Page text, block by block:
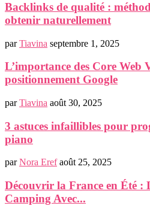
Backlinks de qualité :
obtenir naturellement
parTiavina septembre 1, 2025
L’importance des Core Web
positionnement Google
parTiavina août 30, 2025
3 astuces infaillibles pour
piano
parNora Eref août 25, 2025
Découvrir la France en Été :
Camping Avec...